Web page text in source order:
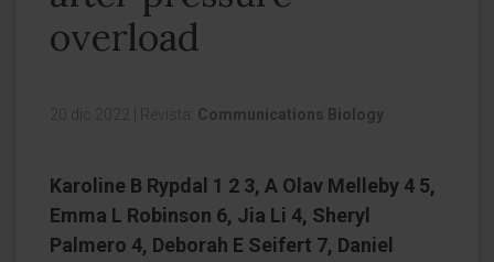
overload
Revista: Communications Biology
Karoline B Rypdal 1 2 3, A Olav Melleby 4 5,
Emma L Robinson 6, Jia Li 4, Sheryl
Palmero 4, Deborah E Seifert 7, Daniel